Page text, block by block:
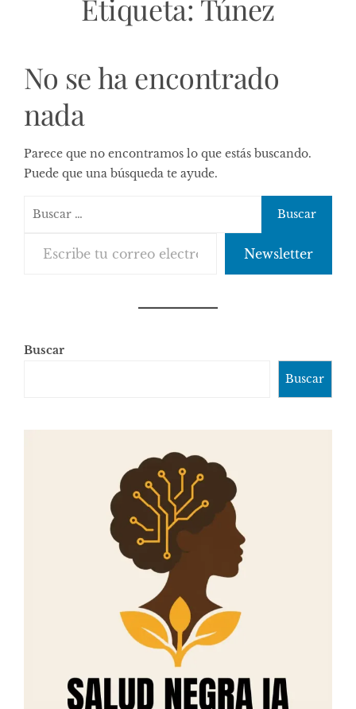
Etiqueta: Túnez
No se ha encontrado
nada
Parece que no encontramos lo que estás buscando.
Puede que una búsqueda te ayude.
Newsletter
Buscar
Buscar